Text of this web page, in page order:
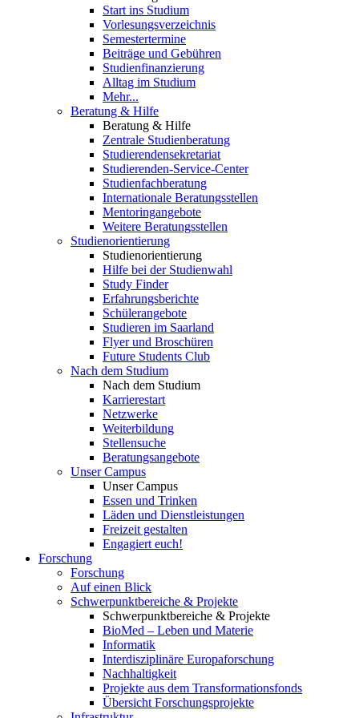
Start ins Studium
Vorlesungsverzeichnis
Semestertermine
Beiträge und Gebühren
Studienfinanzierung
Alltag im Studium
Mehr...
Beratung & Hilfe
Beratung & Hilfe
Zentrale Studienberatung
Studierendensekretariat
Studierenden-Service-Center
Studienfachberatung
Internationale Beratungsstellen
Mentoringangebote
Weitere Beratungsstellen
Studienorientierung
Studienorientierung
Hilfe bei der Studienwahl
Study Finder
Erfahrungsberichte
Schülerangebote
Studieren im Saarland
Flyer und Broschüren
Future Students Club
Nach dem Studium
Nach dem Studium
Karrierestart
Netzwerke
Weiterbildung
Stellensuche
Beratungsangebote
Unser Campus
Unser Campus
Essen und Trinken
Läden und Dienstleistungen
Freizeit gestalten
Engagiert euch!
Forschung
Forschung
Auf einen Blick
Schwerpunktbereiche & Projekte
Schwerpunktbereiche & Projekte
BioMed – Leben und Materie
Informatik
Interdisziplinäre Europaforschung
Nachhaltigkeit
Projekte aus dem Transformationsfonds
Übersicht Forschungsprojekte